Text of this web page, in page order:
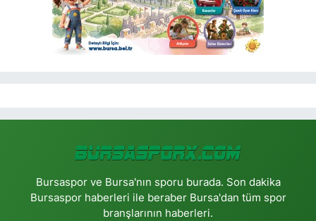
Bursaspor ve Bursa'nın sporu burada. Son dakika
Bursaspor haberleri ile beraber Bursa'dan tüm spor
branşlarının haberleri.